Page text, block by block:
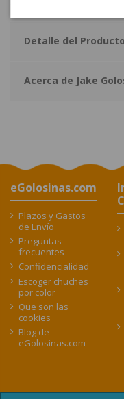
Detalle del Producto
Acerca de Jake
eGolosinas.com
Plazos y Gastos
de Envío
Preguntas
frecuentes
Confidencialidad
Escoger chuches
por color
Que son las
cookies
Blog de
eGolosinas.com